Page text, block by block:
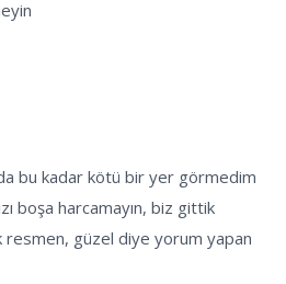
ateş yakarken dikkatli
Birçok yorumda,
tutulması konusunda
gerektiği
çöplerini yanlarında
konusunda
bu kadar kötü bir yer görmedim
boşa harcamayın, biz gittik
resmen, güzel diye yorum yapan